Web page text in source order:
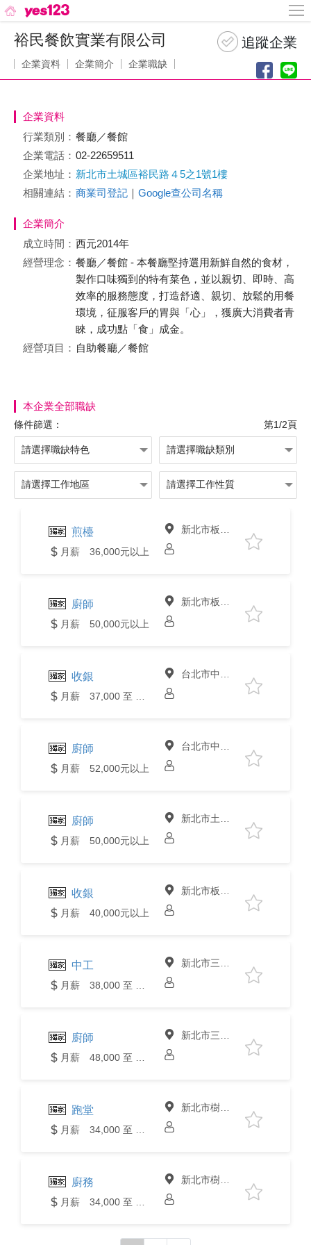
裕民餐飲實業有限公司
企業資料 企業簡介 企業職缺
企業資料
行業類別： 餐廳／餐館
企業電話： 02-22659511
企業地址： 新北市土城區裕民路４5之1號1樓
相關連結： 商業司登記 ｜ Google查公司名稱
企業簡介
成立時間： 西元2014年
經營理念： 餐廳／餐館 - 本餐廳堅持選用新鮮自然的食材，
製作口味獨到的特有菜色，並以親切、即時、高
效率的服務態度，打造舒適、親切、放鬆的用餐
環境，征服客戶的胃與「心」，獲廣大消費者青
睞，成功點「食」成金。
經營項目： 自助餐廳／餐館
本企業全部職缺
條件篩選： 第1/2頁
煎檯
月薪 36,000元以上
新北市板橋區
廚師
月薪 50,000元以上
新北市板橋區
收銀 台北市中山區
廚師
月薪 52,000元以上
台北市中山區
廚師
月薪 50,000元以上
新北市土城區
收銀
月薪 40,000元以上
新北市板橋區
中工 新北市三峽區
廚師 新北市三峽區
跑堂 新北市樹林區
廚務 新北市樹林區